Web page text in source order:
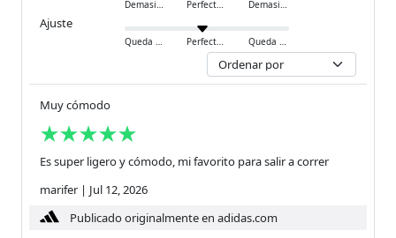
Demasiado pequeño Perfecto Demasiado grande
Ajuste
Queda ajustado Perfecto Queda holgado
Muy cómodo
Es super ligero y cómodo, mi favorito para salir a correr
marifer | Jul 12, 2026
Publicado originalmente en adidas.com